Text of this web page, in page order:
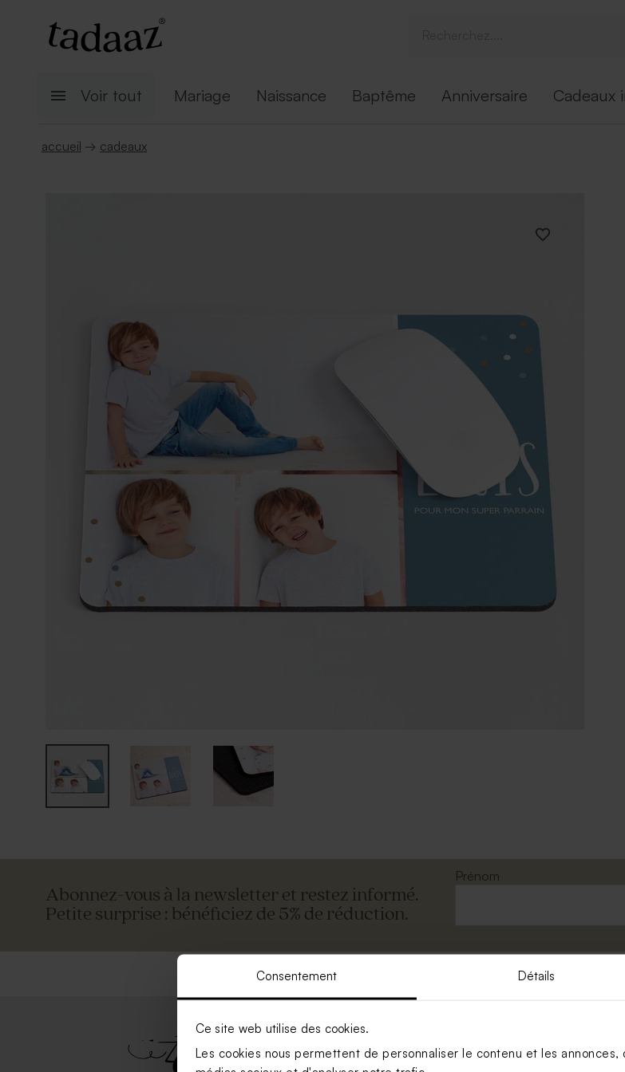
Consentement Détails
Ce site web utilise des cookies.
Les cookies nous permettent de personnaliser le contenu et les
Voir tout Mariage Naissance Baptême Anniversaire Cadeaux
accueil → cadeaux
Abonnez-vous à la newsletter et restez informé.
Petite surprise : bénéficiez de 5% de réduction.
Prénom